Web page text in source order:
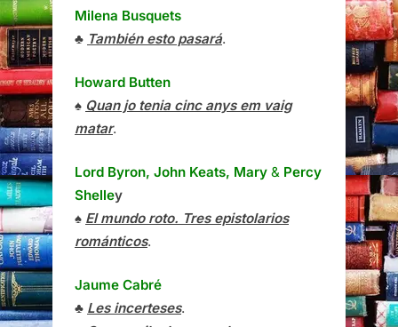
Milena Busquets
♣ También esto pasará.
Howard Butten
♠ Quan jo tenia cinc anys em vaig
matar.
Lord Byron, John Keats, Mary & Percy
Shelley
♠ El mundo roto. Tres epistolarios
románticos.
Jaume Cabré
♣ Les incerteses.